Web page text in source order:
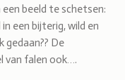
beeld te schetsen:
een bijterig, wild en
De
van falen ook….